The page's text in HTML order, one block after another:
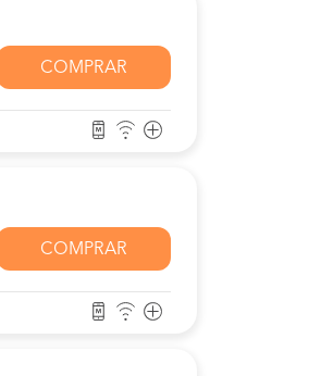
COMPRAR
COMPRAR